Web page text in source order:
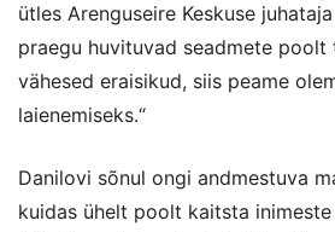
ütles Arenguseire Keskuse juhataja
praegu huvituvad seadmete
vähesed eraisikud, siis peame
laienemiseks.“
Danilovi sõnul ongi andmestuva
kuidas ühelt poolt kaitsta